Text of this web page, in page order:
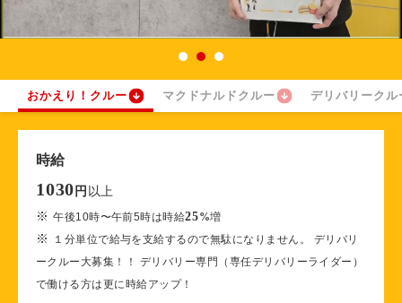
おかえり！クルー マクドナルドクルー デリバリークル
時給
1030 円 以上
※午後10時〜午前5時は時給25%増
※
１分単位で給与を支給するので無駄になりません。 デリバリ
ークルー大募集！！ デリバリー専門（専任デリバリーライダー）
で働ける方は更に時給アップ！